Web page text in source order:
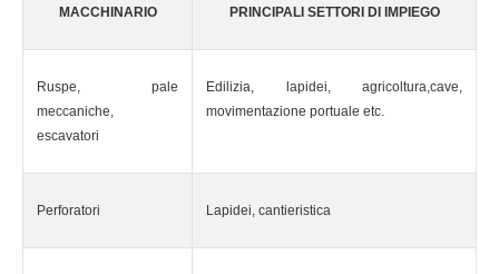
MACCHINARIO PRINCIPALI SETTORI DI IMPIEGO
Ruspe, pale
meccaniche,
escavatori
Edilizia, lapidei, agricoltura,cave,
movimentazione portuale etc.
Perforatori Lapidei, cantieristica